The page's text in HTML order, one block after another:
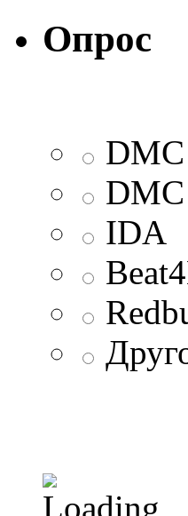
Опрос
DMC
IDA